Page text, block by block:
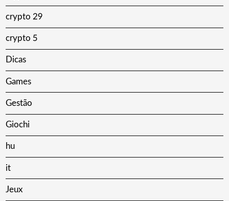
crypto 29
crypto 5
Dicas
Games
Gestão
Giochi
hu
it
Jeux